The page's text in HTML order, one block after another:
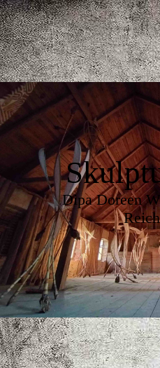
Dipa Doreen